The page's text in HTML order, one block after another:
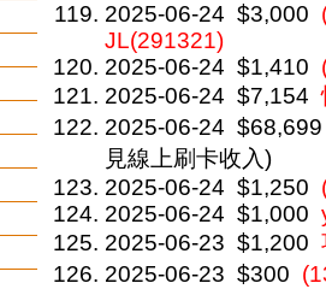
2025-06-24 $3,000
JL(291321)
2025-06-24 $1,410
2025-06-24 $7,154
2025-06-24 $68,699
見線上刷卡收入)
2025-06-24 $1,250
2025-06-24 $1,000
2025-06-23 $1,200
2025-06-23 $300